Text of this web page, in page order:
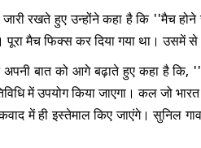
रखते हुए उन्होंने कहा है कि ''मैच
पूरा मैच फिक्स कर दिया गया था। उसमें
बात को आगे बढ़ाते हुए कहा है
में उपयोग किया जाएगा। कल जो
में ही इस्तेमाल किए जाएंगे। सुनिल